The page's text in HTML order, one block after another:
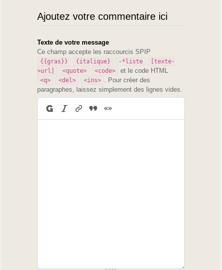
Ajoutez votre commentaire ici
Texte de votre message
Ce champ accepte les raccourcis SPIP
{{gras}} {italique} -*liste
[texte-
>url]
<quote> <code> et le code HTML
<q> <del> <ins>
. Pour créer des
paragraphes, laissez simplement des lignes vides.